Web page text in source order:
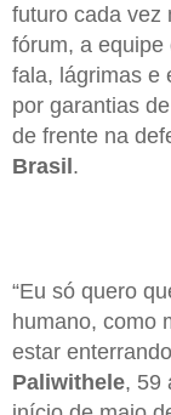
futuro cada vez
fórum, a equipe
fala, lágrimas e
por garantias
de frente na
Brasil.
“Eu só quero
humano, como
estar
Paliwithele, 59